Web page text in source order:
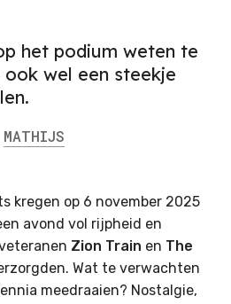
het podium weten te
wel een steekje
MATHIJS
kregen op 6 november 2025
avond vol rijpheid en
Zion Train en The
Wat te verwachten
meedraaien? Nostalgie,